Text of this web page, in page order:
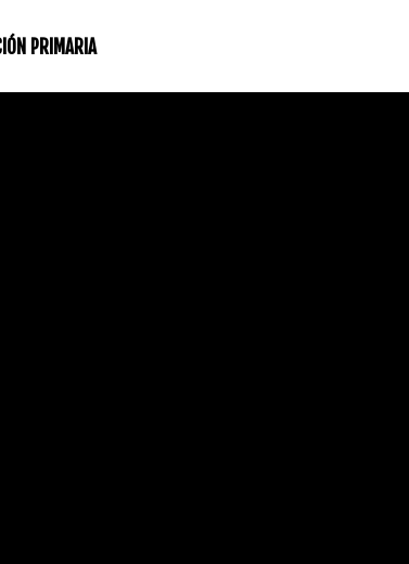
PRIMARIA